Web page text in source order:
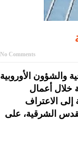
No Comments
والشؤون الأوروبية
خلال أعمال
إلى الاعتراف
الرابع من حزيران لعام ١٩٦٧ وعاصمتها القدس الشرقية، على